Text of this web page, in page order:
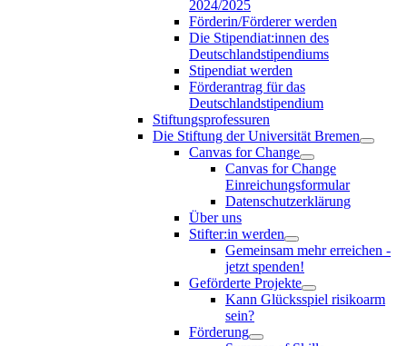
2024/2025
Förderin/Förderer werden
Die Stipendiat:innen des
Deutschlandstipendiums
Stipendiat werden
Förderantrag für das
Deutschlandstipendium
Stiftungsprofessuren
Die Stiftung der Universität Bremen
Canvas for Change
Canvas for Change
Einreichungsformular
Datenschutzerklärung
Über uns
Stifter:in werden
Gemeinsam mehr erreichen -
jetzt spenden!
Geförderte Projekte
Kann Glücksspiel risikoarm
sein?
Förderung